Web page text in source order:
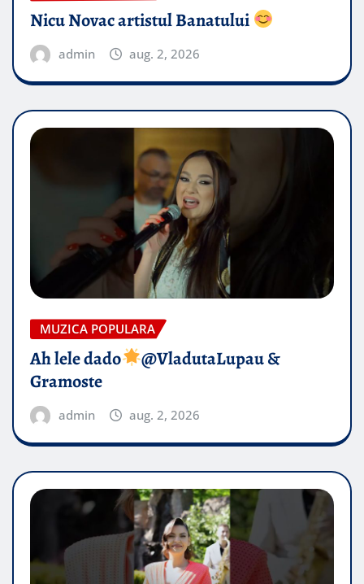
Nicu Novac artistul Banatului
admin aug. 2, 2026
MUZICA POPULARA
Ah lele dado​
@VladutaLupau &
Gramoste
admin aug. 2, 2026